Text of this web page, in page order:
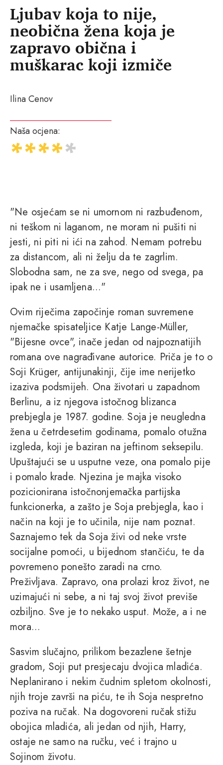
Ljubav koja to nije,
neobična žena koja je
zapravo obična i
muškarac koji izmiče
Ilina Cenov
Naša ocjena:
"Ne osjećam se ni umornom ni razbuđenom,
ni teškom ni laganom, ne moram ni pušiti ni
jesti, ni piti ni ići na zahod. Nemam potrebu
za distancom, ali ni želju da te zagrlim.
Slobodna sam, ne za sve, nego od svega, pa
ipak ne i usamljena..."
Ovim riječima započinje roman suvremene
njemačke spisateljice Katje Lange-Müller,
"Bijesne ovce", inače jedan od najpoznatijih
romana ove nagrađivane autorice. Priča je to o
Soji Krüger, antijunakinji, čije ime nerijetko
izaziva podsmijeh. Ona životari u zapadnom
Berlinu, a iz njegova istočnog blizanca
prebjegla je 1987. godine. Soja je neugledna
žena u četrdesetim godinama, pomalo otužna
izgleda, koji je baziran na jeftinom seksepilu.
Upuštajući se u usputne veze, ona pomalo pije
i pomalo krade. Njezina je majka visoko
pozicionirana istočnonjemačka partijska
funkcionerka, a zašto je Soja prebjegla, kao i
način na koji je to učinila, nije nam poznat.
Saznajemo tek da Soja živi od neke vrste
socijalne pomoći, u bijednom stančiću, te da
povremeno ponešto zaradi na crno.
Preživljava. Zapravo, ona prolazi kroz život, ne
uzimajući ni sebe, a ni taj svoj život previše
ozbiljno. Sve je to nekako usput. Može, a i ne
mora...
Sasvim slučajno, prilikom bezazlene šetnje
gradom, Soji put presjecaju dvojica mladića.
Neplanirano i nekim čudnim spletom okolnosti,
njih troje završi na piću, te ih Soja nespretno
poziva na ručak. Na dogovoreni ručak stižu
obojica mladića, ali jedan od njih, Harry,
ostaje ne samo na ručku, već i trajno u
Sojinom životu.